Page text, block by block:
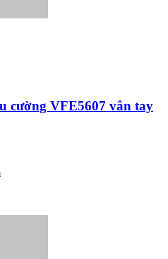
cường VFE5607 vân tay